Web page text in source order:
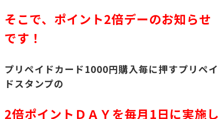
そこで、ポイント2倍デーのお知らせ
です！
プリペイドカード1000円購入毎に押すプリペイ
ドスタンプの
2倍ポイントＤＡＹを毎月1日に実施し